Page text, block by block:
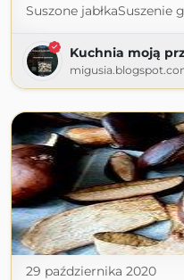
Suszone jabłkaSuszenie
Kuchnia moją
29 października 2020